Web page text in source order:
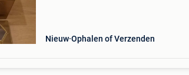
Nieuw Ophalen of Verzenden